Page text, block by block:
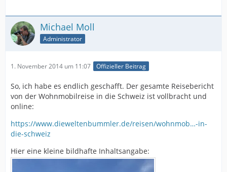
Michael Moll
Administrator
1. November 2014 um 11:07 Offizieller Beitrag
So, ich habe es endlich geschafft. Der gesamte Reisebericht
von der Wohnmobilreise in die Schweiz ist vollbracht und
online:
https://www.dieweltenbummler.de/reisen/wohnmob…-in-
die-schweiz
Hier eine kleine bildhafte Inhaltsangabe: